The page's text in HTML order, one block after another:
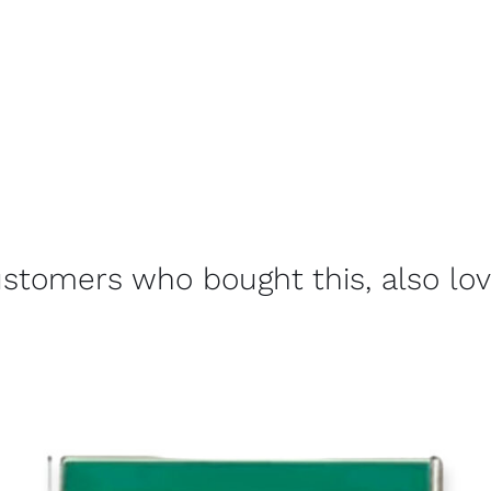
who bought this, also